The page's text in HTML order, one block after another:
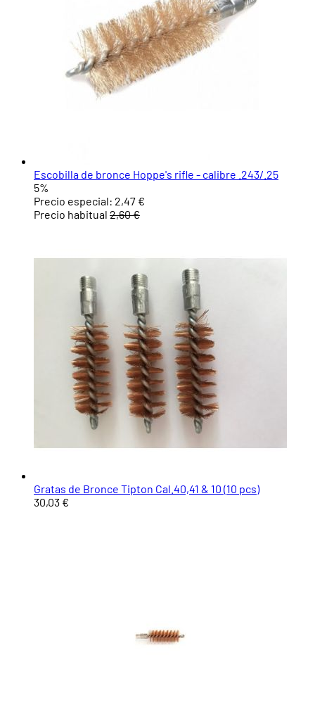
Escobilla de bronce Hoppe's rifle - calibre .243/.25
5%
Precio especial: 2,47 €
Precio habitual 2,60 €
Gratas de Bronce Tipton Cal.40,41 & 10 (10 pcs)
30,03 €